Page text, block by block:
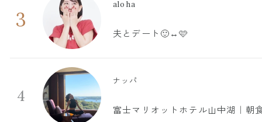
3
aloha
夫とデート🙂‍↔️🩷
4
ナッパ
富士マリオットホテル山中湖｜朝